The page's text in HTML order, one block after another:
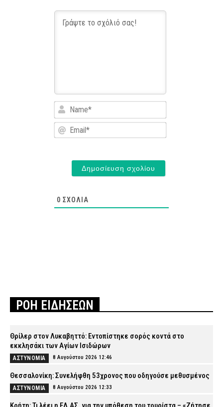
Name*
Email*
0 ΣΧΌΛΙΑ
ΡΟΗ ΕΙΔΗΣΕΩΝ
Θρίλερ στον Λυκαβηττό: Εντοπίστηκε σορός κοντά στο
εκκλησάκι των Αγίων Ισιδώρων
ΑΣΤΥΝΟΜΙΑ 8 Αυγούστου 2026 12:46
Θεσσαλονίκη: Συνελήφθη 53χρονος που οδηγούσε μεθυσμένος
ΑΣΤΥΝΟΜΙΑ 8 Αυγούστου 2026 12:33